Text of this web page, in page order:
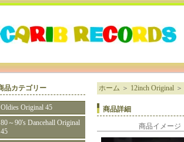
品カテゴリー
Oldies Original 45
80～90's Dancehall Original
45
ホーム ＞ 12inch Original＞
商品詳細
商品イメージ